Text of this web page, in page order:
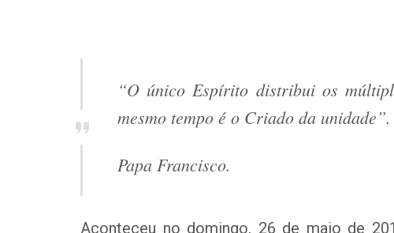
“O único Espírito distribui os
mesmo tempo é o Criado da unidade”.
Papa Francisco.
Aconteceu no domingo, 26 de maio de